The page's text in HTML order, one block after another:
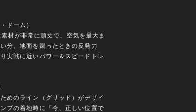
ドーム）
材が非常に頑丈で、空気を最大ま
分、地面を蹴ったときの反発力
実戦に近いパワー＆スピードトレ
めのライン（グリッド）がデザイ
プの着地時に「今、正しい位置で